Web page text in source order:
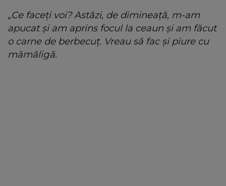
„Ce faceți voi? Astăzi, de dimineață, m-am
apucat și am aprins focul la ceaun și am făcut
o carne de berbecuț. Vreau să fac și piure cu
mămăligă.